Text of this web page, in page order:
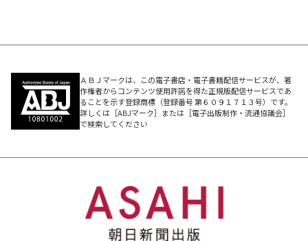
ＡＢＪマークは、この電子書店・電子書籍配信サービスが、著
作権者からコンテンツ使用許諾を得た正規版配信サービスであ
ることを示す登録商標（登録番号 第６０９１７１３号）です。
詳しくは［ABJマーク］または［電子出版制作・流通協議会］
で検索してください